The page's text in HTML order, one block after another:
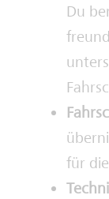
Du
für